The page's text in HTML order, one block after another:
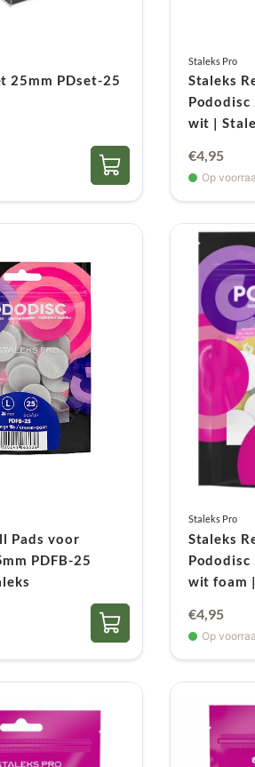
25mm PDset-25
Staleks Pro
Staleks
Pododisc
wit |
€4,95
Op
Pads voor
PDFB-25
Staleks Pro
Staleks
Pododisc
wit foam
€4,95
Op